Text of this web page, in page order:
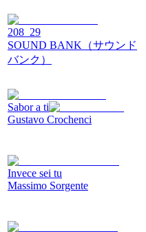
208_29
SOUND BANK（サウンド
バンク）
Sabor a ti
Gustavo Crochenci
Invece sei tu
Massimo Sorgente